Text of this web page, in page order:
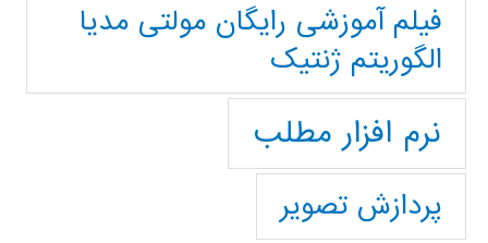
فیلم آموزشی رایگان مولتی مدیا
الگوریتم ژنتیک
نرم افزار مطلب
پردازش تصویر